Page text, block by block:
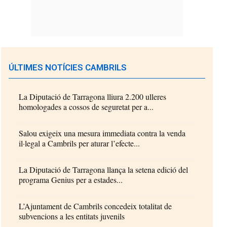
ÚLTIMES NOTÍCIES CAMBRILS
La Diputació de Tarragona lliura 2.200 ulleres
homologades a cossos de seguretat per a...
Salou exigeix una mesura immediata contra la venda
il·legal a Cambrils per aturar l’efecte...
La Diputació de Tarragona llança la setena edició del
programa Genius per a estades...
L’Ajuntament de Cambrils concedeix totalitat de
subvencions a les entitats juvenils